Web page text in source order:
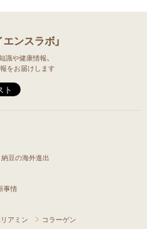
ンスラボ」
識や健康情報、
をお届けします
納豆の海外進出
事情
アミン
コラーゲン